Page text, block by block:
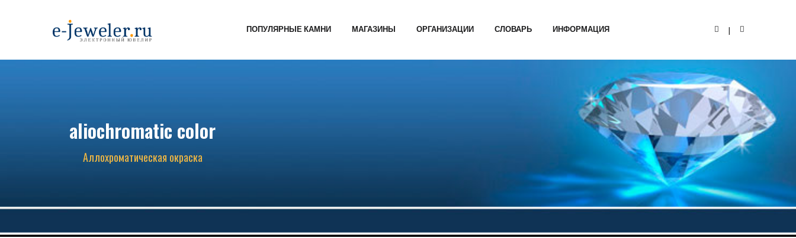
ПОПУЛЯРНЫЕ КАМНИ МАГАЗИНЫ ОРГАНИЗАЦИИ СЛОВАРЬ ИНФОРМАЦИЯ
aliochromatic color
Аллохроматическая окраска